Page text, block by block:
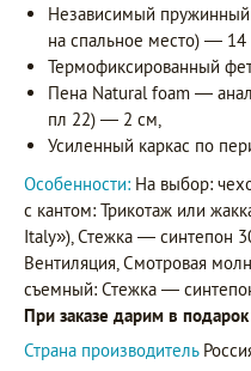
Независимый
на спальное место) — 14
Термофиксированный
Пена Natural foam —
пл 22) — 2 см,
Усиленный каркас по
Особенности: На выбор:
с кантом: Трикотаж или
Italy»), Стежка — синтепон
Вентиляция, Смотровая
съемный: Стежка —
При заказе дарим в
Страна производитель